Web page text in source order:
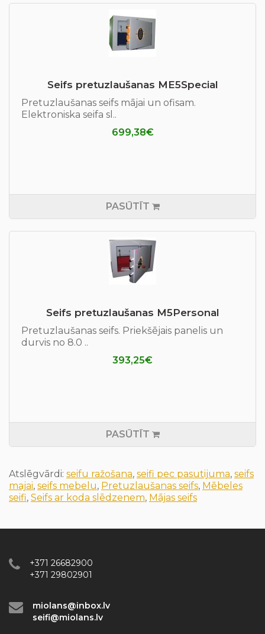
Seifs pretuzlaušanas ME5Special
Pretuzlaušanas seifs mājai un ofisam.
Elektroniska seifa sl..
699,38€
PASŪTĪT
Seifs pretuzlaušanas М5Personal
Pretuzlaušanas seifs. Priekšējais panelis un
durvis no 8.0 ..
393,25€
PASŪTĪT
Atslēgvārdi: seifu ražošana, seifi pec pasutijuma, seifs
majai, seifs mebelu, Pretuzlaušanas seifs, Mēbeles
seifi, Seifs ar koda slēdzenem, Mājas seifs
+371 26682900
+371 29802901
miolans@inbox.lv
seifi@miolans.lv